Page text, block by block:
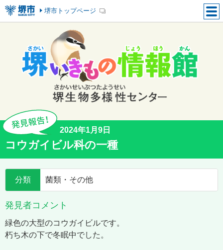
堺市トップページ
2024年1月9日
コウガイビル科の一種
分類 菌類・その他
発見者コメント
緑色の大型のコウガイビルです。
朽ち木の下で冬眠中でした。